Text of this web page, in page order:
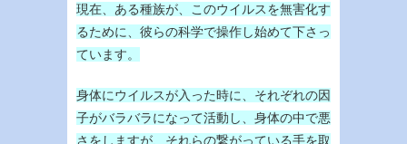
現在、ある種族が、このウイルスを無害化す
るために、彼らの科学で操作し始めて下さっ
ています。
身体にウイルスが入った時に、それぞれの因
子がバラバラになって活動し、身体の中で悪
さをしますが、それらの繋がっている手を取